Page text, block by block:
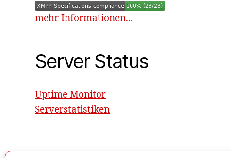
mehr Informationen...
Server Status
Uptime Monitor
Serverstatistiken